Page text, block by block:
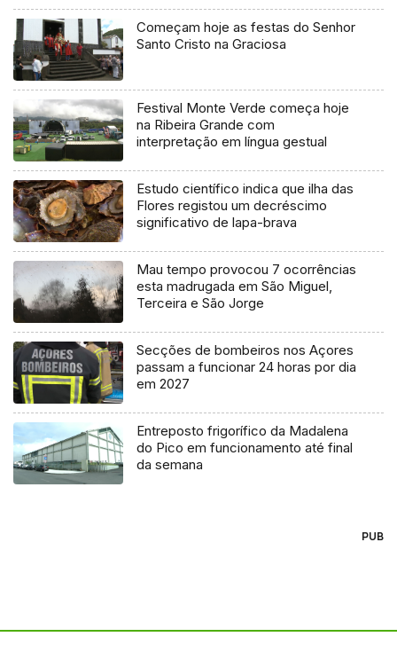
Começam hoje as festas do Senhor
Santo Cristo na Graciosa
Festival Monte Verde começa hoje
na Ribeira Grande com
interpretação em língua gestual
Estudo científico indica que ilha das
Flores registou um decréscimo
significativo de lapa-brava
Mau tempo provocou 7 ocorrências
esta madrugada em São Miguel,
Terceira e São Jorge
Secções de bombeiros nos Açores
passam a funcionar 24 horas por dia
em 2027
Entreposto frigorífico da Madalena
do Pico em funcionamento até final
da semana
PUB